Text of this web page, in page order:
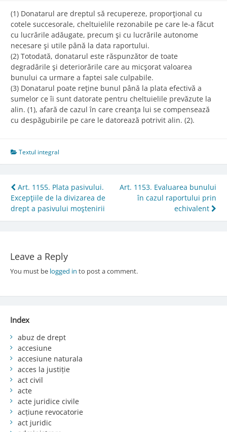
(1) Donatarul are dreptul să recupereze, proporţional cu
cotele succesorale, cheltuielile rezonabile pe care le-a făcut
cu lucrările adăugate, precum şi cu lucrările autonome
necesare şi utile până la data raportului.
(2) Totodată, donatarul este răspunzător de toate
degradările şi deteriorările care au micşorat valoarea
bunului ca urmare a faptei sale culpabile.
(3) Donatarul poate reţine bunul până la plata efectivă a
sumelor ce îi sunt datorate pentru cheltuielile prevăzute la
alin. (1), afară de cazul în care creanţa lui se compensează
cu despăgubirile pe care le datorează potrivit alin. (2).
Textul integral
Post
navigation
Art. 1155. Plata pasivului.
Excepţiile de la divizarea de
drept a pasivului moştenirii
Art. 1153. Evaluarea bunului
în cazul raportului prin
echivalent
Leave a Reply
You must be logged in to post a comment.
Index
abuz de drept
accesiune
accesiune naturala
acces la justiție
act civil
acte
acte juridice civile
acțiune revocatorie
act juridic